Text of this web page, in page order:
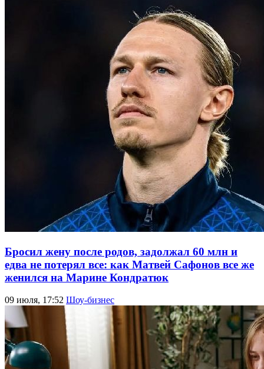
Бросил жену после родов, задолжал 60 млн и
едва не потерял все: как Матвей Сафонов все же
женился на Марине Кондратюк
09 июля, 17:52 Шоу-бизнес